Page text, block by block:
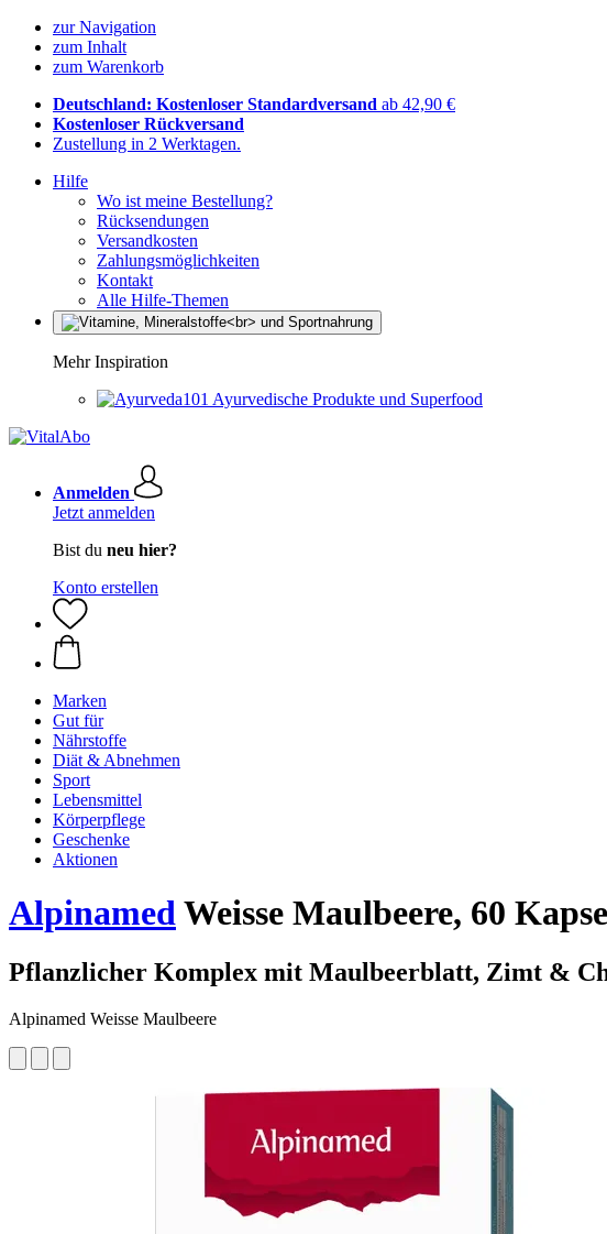
zur Navigation
zum Inhalt
zum Warenkorb
Deutschland: Kostenloser Standardversand ab 42,90 €
Kostenloser Rückversand
Zustellung in 2 Werktagen.
Hilfe
Wo ist meine Bestellung?
Rücksendungen
Versandkosten
Zahlungsmöglichkeiten
Kontakt
Alle Hilfe-Themen
Mehr Inspiration
Ayurvedische Produkte und Superfood
Anmelden
Jetzt anmelden
Bist du neu hier?
Konto erstellen
Marken
Gut für
Nährstoffe
Diät & Abnehmen
Sport
Lebensmittel
Körperpflege
Geschenke
Aktionen
AlpinamedWeisse Maulbeere, 60
Pflanzlicher Komplex mit Maulbeerblatt, Zimt &
Alpinamed Weisse Maulbeere